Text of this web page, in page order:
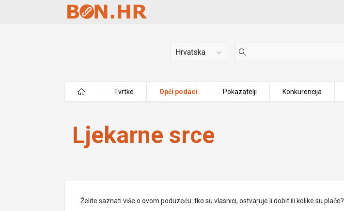
Skip to Main Content
Država
Tvrtke Opći podaci Pokazatelji Konkurencija
Ljekarne srce
Ljekarne srce
Želite saznati više o ovom poduzeću: tko su vlasnici, ostvaruje li dobit ili kolike su plaće?